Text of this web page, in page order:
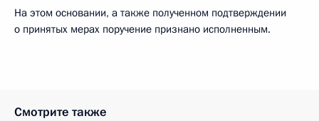
На этом основании, а также полученном подтверждении
о принятых мерах поручение признано исполненным.
Смотрите также